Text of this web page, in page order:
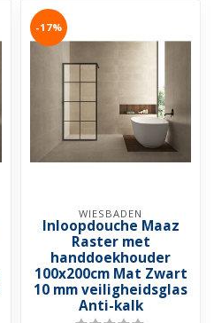
-17%
WIESBADEN
Inloopdouche Maaz
Raster met
handdoekhouder
100x200cm Mat Zwart
10 mm veiligheidsglas
Anti-kalk